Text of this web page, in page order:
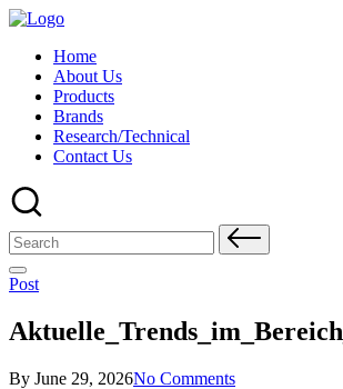
Skip
contentHome
About Us
Products
Brands
Research/Technical
Contact Us
Search
for:
Posted
Post
Posted
By June 29, 2026No Comments